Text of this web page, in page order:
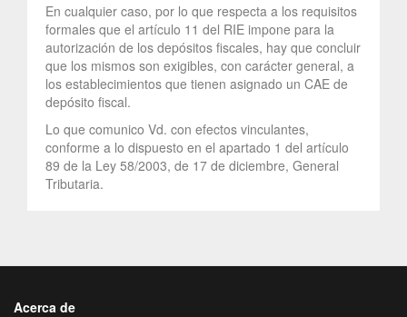
En cualquier caso, por lo que respecta a los requisitos
formales que el artículo 11 del RIE impone para la
autorización de los depósitos fiscales, hay que concluir
que los mismos son exigibles, con carácter general, a
los establecimientos que tienen asignado un CAE de
depósito fiscal.
Lo que comunico Vd. con efectos vinculantes,
conforme a lo dispuesto en el apartado 1 del artículo
89 de la Ley 58/2003, de 17 de diciembre, General
Tributaria.
Acerca de